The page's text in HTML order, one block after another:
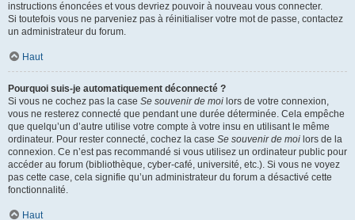
instructions énoncées et vous devriez pouvoir à nouveau vous connecter.
Si toutefois vous ne parveniez pas à réinitialiser votre mot de passe, contactez
un administrateur du forum.
Haut
Pourquoi suis-je automatiquement déconnecté ?
Si vous ne cochez pas la case Se souvenir de moi lors de votre connexion,
vous ne resterez connecté que pendant une durée déterminée. Cela empêche
que quelqu’un d’autre utilise votre compte à votre insu en utilisant le même
ordinateur. Pour rester connecté, cochez la case Se souvenir de moi lors de la
connexion. Ce n’est pas recommandé si vous utilisez un ordinateur public pour
accéder au forum (bibliothèque, cyber-café, université, etc.). Si vous ne voyez
pas cette case, cela signifie qu’un administrateur du forum a désactivé cette
fonctionnalité.
Haut